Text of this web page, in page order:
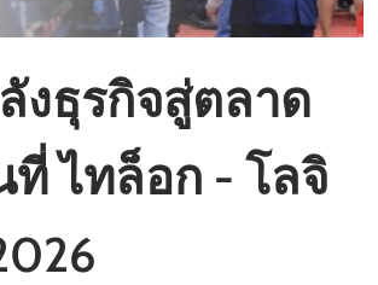
งธุรกิจสู่ตลาด
ที่ ไทล็อก - โลจิ